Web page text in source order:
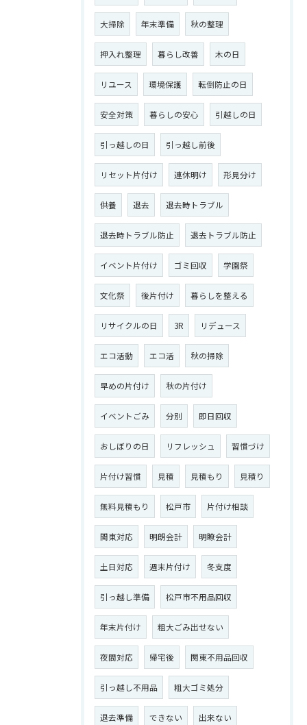
大掃除 年末準備 秋の整理
押入れ整理 暮らし改善 木の日
リユース 環境保護 転倒防止の日
安全対策 暮らしの安心 引越しの日
引っ越しの日 引っ越し前後
リセット片付け 連休明け 形見分け
供養 退去 退去時トラブル
退去時トラブル防止 退去トラブル防止
イベント片付け ゴミ回収 学園祭
文化祭 後片付け 暮らしを整える
リサイクルの日 3R リデュース
エコ活動 エコ活 秋の掃除
早めの片付け 秋の片付け
イベントごみ 分別 即日回収
おしぼりの日 リフレッシュ 習慣づけ
片付け習慣 見積 見積もり 見積り
無料見積もり 松戸市 片付け相談
関東対応 明朗会計 明瞭会計
土日対応 週末片付け 冬支度
引っ越し準備 松戸市不用品回収
年末片付け 粗大ごみ出せない
夜間対応 帰宅後 関東不用品回収
引っ越し不用品 粗大ゴミ処分
退去準備 できない 出来ない